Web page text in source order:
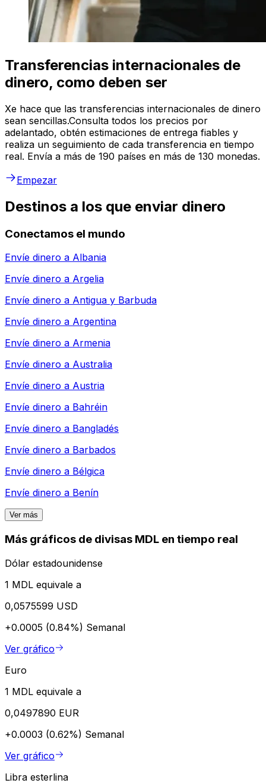
Transferencias internacionales de
dinero, como deben ser
Xe hace que las transferencias internacionales de dinero
sean sencillas.Consulta todos los precios por
adelantado, obtén estimaciones de entrega fiables y
realiza un seguimiento de cada transferencia en tiempo
real. Envía a más de 190 países en más de 130 monedas.
Empezar
Destinos a los que enviar dinero
Conectamos el mundo
Envíe dinero a Albania
Envíe dinero a Argelia
Envíe dinero a Antigua y Barbuda
Envíe dinero a Argentina
Envíe dinero a Armenia
Envíe dinero a Australia
Envíe dinero a Austria
Envíe dinero a Bahréin
Envíe dinero a Bangladés
Envíe dinero a Barbados
Envíe dinero a Bélgica
Envíe dinero a Benín
Ver más
Más gráficos de divisas MDL en tiempo real
Dólar estadounidense
1 MDL equivale a
0,0575599 USD
+0.0005 (0.84%) Semanal
Ver gráfico
Euro
1 MDL equivale a
0,0497890 EUR
+0.0003 (0.62%) Semanal
Ver gráfico
Libra esterlina